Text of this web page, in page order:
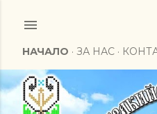
НАЧАЛО ЗА НАС